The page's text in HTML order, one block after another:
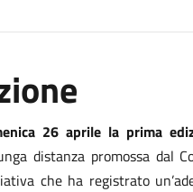
26 aprile la prima
distanza promossa dal
che ha registrato